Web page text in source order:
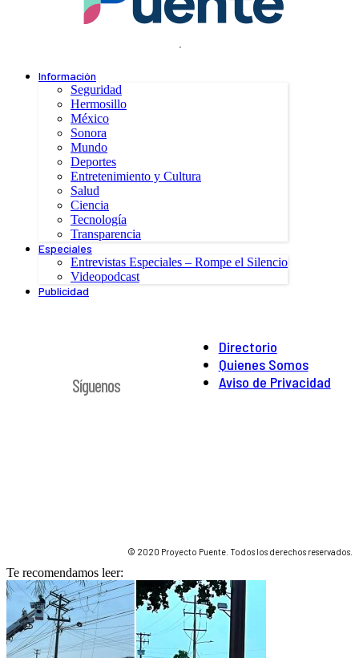
.
Información
Seguridad
Hermosillo
México
Sonora
Mundo
Deportes
Entretenimiento y Cultura
Salud
Ciencia
Tecnología
Transparencia
Especiales
Entrevistas Especiales – Rompe el Silencio
Videopodcast
Publicidad
Directorio
Quienes Somos
Aviso de Privacidad
Síguenos
© 2020 Proyecto Puente. Todos los derechos reservados.
Te recomendamos leer: